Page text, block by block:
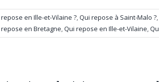
repose en Ille-et-Vilaine ?,Qui repose à Saint-Malo ?,
en Bretagne,Qui repose en Ille-et-Vilaine,